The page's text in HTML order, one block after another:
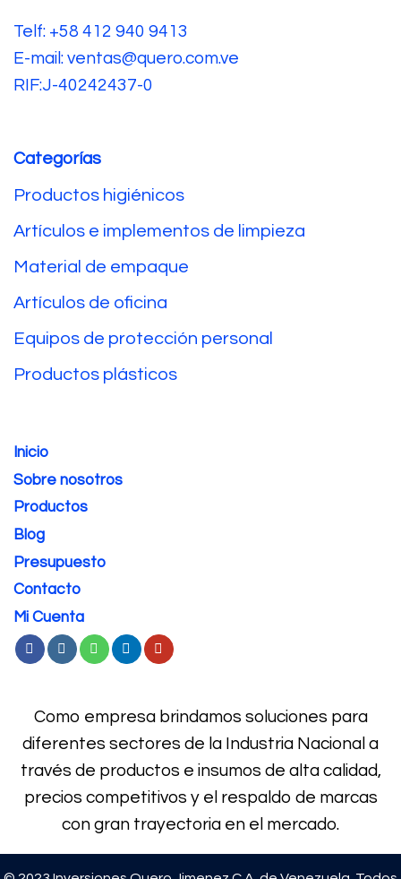
Telf: +58 412 940 9413
E-mail: ventas@quero.com.ve
RIF:J-40242437-0
Categorías
Productos higiénicos
Artículos e implementos de limpieza
Material de empaque
Artículos de oficina
Equipos de protección personal
Productos plásticos
Inicio
Sobre nosotros
Productos
Blog
Presupuesto
Contacto
Mi Cuenta
Como empresa brindamos soluciones para
diferentes sectores de la Industria Nacional a
través de productos e insumos de alta calidad,
precios competitivos y el respaldo de marcas
con gran trayectoria en el mercado.